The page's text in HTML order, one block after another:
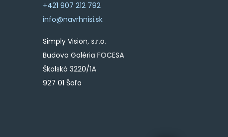
+421 907 212 792
info@navrhnisi.sk
Simply Vision, s.r.o.
Budova Galéria FOCESA
Školská 3220/1A
927 01 Šaľa